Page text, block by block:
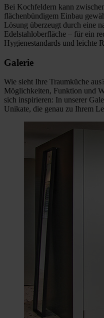
Bei Kochfeldern kann
flächenbündigem Einbau
Lösung überzeugt durch eine
Edelstahloberfläche – für ein
Hygienestandards und leichte
Galerie
Wie sieht Ihre Traumküche
Möglichkeiten, Funktion und
sich inspirieren: In unserer
Unikate, die genau zu Ihrem